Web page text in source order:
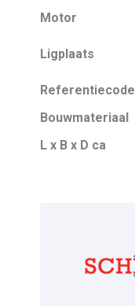
Motor
Ligplaats
Referentiecode
Bouwmateriaal
L x B x D ca